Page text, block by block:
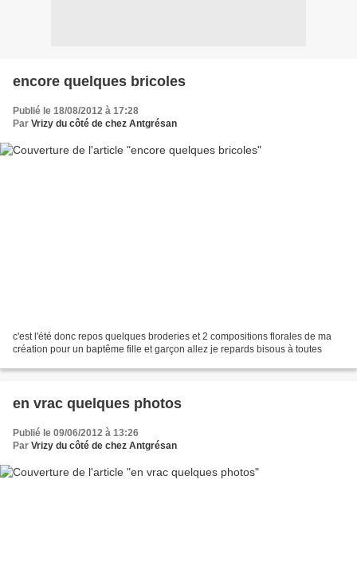
encore quelques bricoles
Publié le 18/08/2012 à 17:28
Par Vrizy du côté de chez Antgrésan
c'est l'été donc repos quelques broderies et 2 compositions florales de ma
création pour un baptême fille et garçon allez je repards bisous à toutes
en vrac quelques photos
Publié le 09/06/2012 à 13:26
Par Vrizy du côté de chez Antgrésan